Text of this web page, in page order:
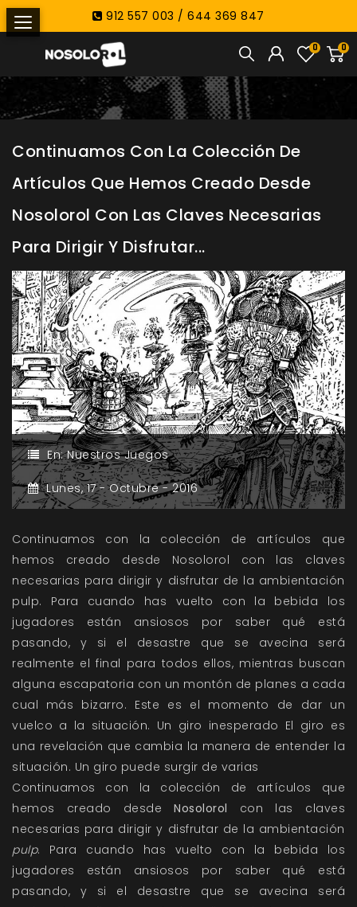
912 557 003 / 644 369 847
0
0
Continuamos Con La Colección De
Artículos Que Hemos Creado Desde
Nosolorol Con Las Claves Necesarias
Para Dirigir Y Disfrutar...
En:Nuestros Juegos
Lunes,17 -Octubre -2016
Continuamos con la colección de artículos que
hemos creado desde Nosolorol con las claves
necesarias para dirigir y disfrutar de la ambientación
pulp. Para cuando has vuelto con la bebida los
jugadores están ansiosos por saber qué está
pasando, y si el desastre que se avecina será
realmente el final para todos ellos, mientras buscan
alguna escapatoria con un montón de planes a cada
cual más bizarro. Este es el momento de dar un
vuelco a la situación. Un giro inesperado El giro es
una revelación que cambia la manera de entender la
situación. Un giro puede surgir de varias
Continuamos con la colección de artículos que
hemos creado desdeNosolorol con las claves
necesarias para dirigir y disfrutar de la ambientación
pulp. Para cuando has vuelto con la bebida los
jugadores están ansiosos por saber qué está
pasando, y si el desastre que se avecina será